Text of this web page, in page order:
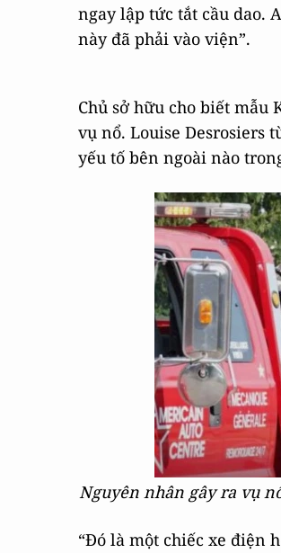
ngay lập tức tắt cầu dao.
này đã phải vào viện”.
Chủ sở hữu cho biết mẫu
vụ nổ. Louise Desrosiers
yếu tố bên ngoài nào
Nguyên nhân gây ra vụ
“Đó là một chiếc xe điện